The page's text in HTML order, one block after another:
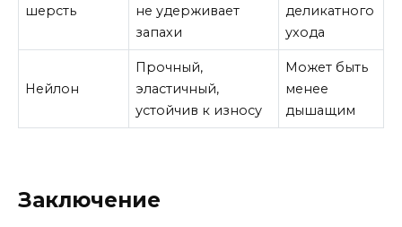
шерсть
не удерживает
запахи
деликатного
ухода
Нейлон
Прочный,
эластичный,
устойчив к износу
Может быть
менее
дышащим
Заключение